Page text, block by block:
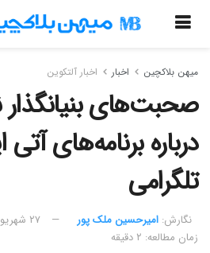
میهن بلاکچین اخبار اخبار آلتکوین
صحبت‌های
درباره برنامه‌های
تلگرامی
نگارش:‌ امیرحسین ملک پور
۲۷ شهریور ۱۴۰۳ - ۱۶:۴۲
زمان مطالعه: ۲ دقیقه